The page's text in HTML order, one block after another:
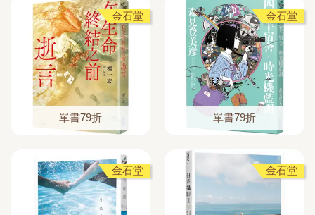
金石堂
單書79折
金石堂
單書79折
金石堂 金石堂